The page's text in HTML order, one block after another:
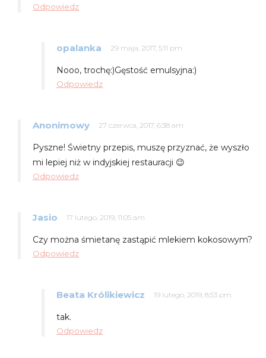
Odpowiedz
opalanka 29 maja, 2017, 5:11 pm
Nooo, trochę:)Gęstość emulsyjna:)
Odpowiedz
Anonimowy 27 czerwca, 2017, 6:38 am
Pyszne! Świetny przepis, muszę przyznać, że wyszło
mi lepiej niż w indyjskiej restauracji 😉
Odpowiedz
Jasio 17 lutego, 2019, 11:05 am
Czy można śmietanę zastąpić mlekiem kokosowym?
Odpowiedz
Beata Królikiewicz 19 lutego, 2019, 8:53 pm
tak.
Odpowiedz